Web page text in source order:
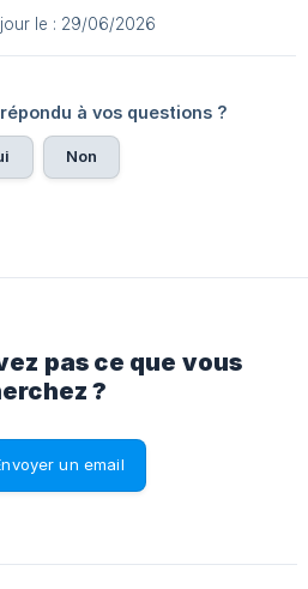
le : 29/06/2026
à vos questions ?
Non
pas ce que vous
?
un email